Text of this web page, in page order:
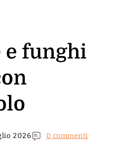
e funghi
2026 0 commenti